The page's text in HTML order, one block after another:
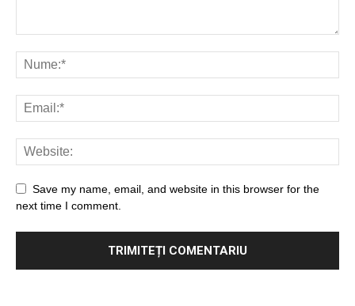
Save my name, email, and website in this browser for the
next time I comment.